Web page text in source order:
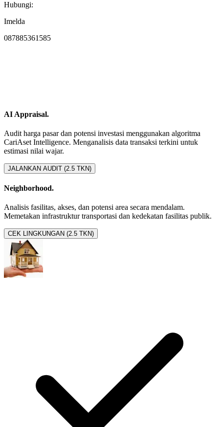
Hubungi:
Imelda
087885361585
AI Appraisal.
Audit harga pasar dan potensi investasi menggunakan algoritma
CariAset Intelligence. Menganalisis data transaksi terkini untuk
estimasi nilai wajar.
JALANKAN AUDIT (2.5 TKN)
Neighborhood.
Analisis fasilitas, akses, dan potensi area secara mendalam.
Memetakan infrastruktur transportasi dan kedekatan fasilitas publik.
CEK LINGKUNGAN (2.5 TKN)